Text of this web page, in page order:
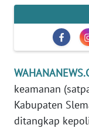
keamanan
Kabupaten
ditangkap
OPINI
EDITORIAL
Informasi
BERITA